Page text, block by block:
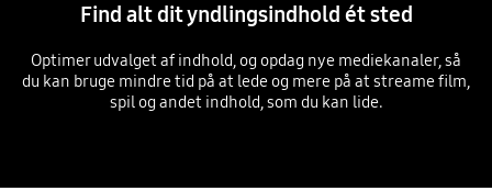
Find alt dit yndlingsindhold ét sted
Optimer udvalget af indhold, og opdag nye mediekanaler, så
du kan bruge mindre tid på at lede og mere på at streame film,
spil og andet indhold, som du kan lide.